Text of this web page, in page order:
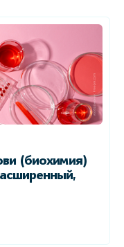
(биохимия)